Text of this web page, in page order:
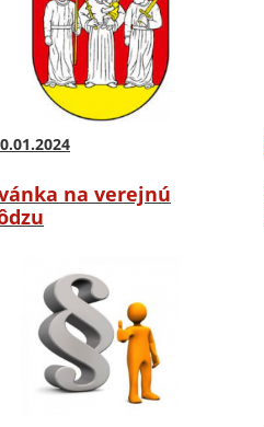
na verejnú